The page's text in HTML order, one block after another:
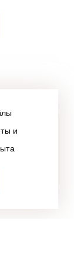
и